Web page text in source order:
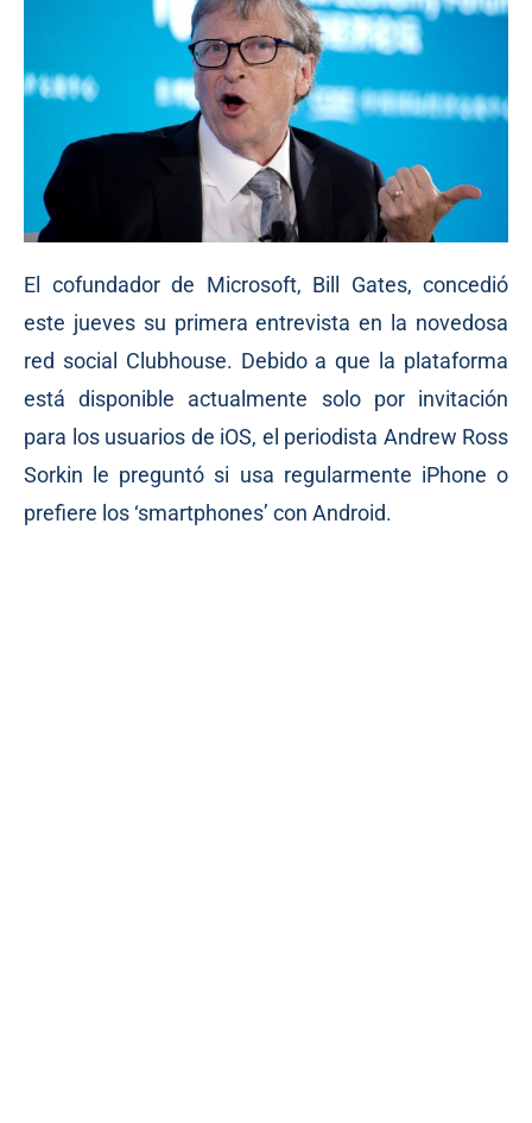
El cofundador de Microsoft, Bill Gates, concedió
este jueves su primera entrevista en la novedosa
red social Clubhouse. Debido a que la plataforma
está disponible actualmente solo por invitación
para los usuarios de iOS, el periodista Andrew Ross
Sorkin le preguntó si usa regularmente iPhone o
prefiere los ‘smartphones’ con Android.